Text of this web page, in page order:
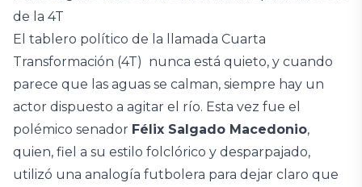
de la 4T
El tablero político de la llamada Cuarta
Transformación (4T) nunca está quieto, y cuando
parece que las aguas se calman, siempre hay un
actor dispuesto a agitar el río. Esta vez fue el
polémico senador Félix Salgado Macedonio,
quien, fiel a su estilo folclórico y desparpajado,
utilizó una analogía futbolera para dejar claro que